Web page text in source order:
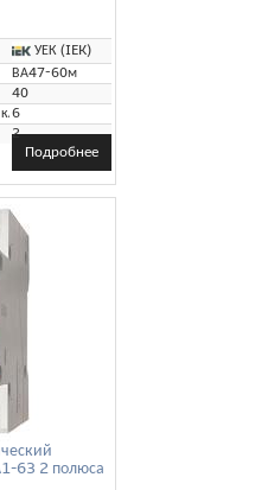
УЕК (IEK)
ВА47-60м
40
6
2
Подробнее
63 2 полюса